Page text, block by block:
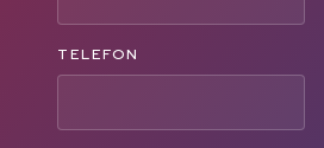
TELEFON